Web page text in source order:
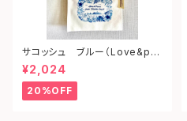
サコッシュ ブルー（Love&pe
ace from shonan)
¥2,024
20%OFF